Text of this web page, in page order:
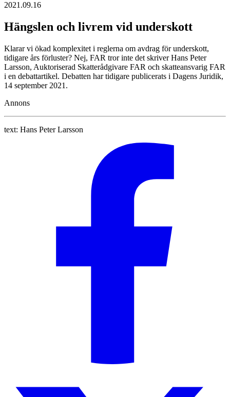
2021.09.16
Hängslen och livrem vid underskott
Klarar vi ökad komplexitet i reglerna om avdrag för underskott,
tidigare års förluster? Nej, FAR tror inte det skriver Hans Peter
Larsson, Auktoriserad Skatterådgivare FAR och skatteansvarig FAR
i en debattartikel. Debatten har tidigare publicerats i Dagens Juridik,
14 september 2021.
Annons
text: Hans Peter Larsson